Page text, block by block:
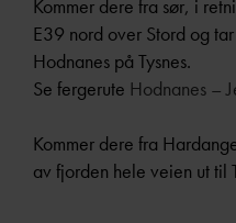
Kommer dere fra sør, i
E39 nord over Stord og
Hodnanes på Tysnes.
Se fergerute Hodnanes –
Kommer dere fra
av fjorden hele veien ut til